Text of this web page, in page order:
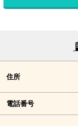
住所
電話番号